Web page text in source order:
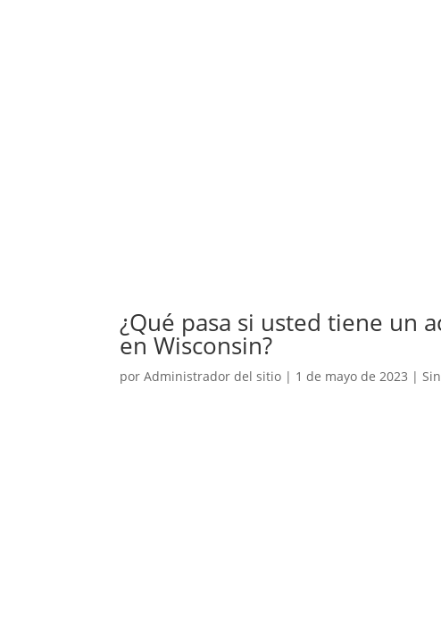
¿Qué pasa si usted tiene un
en Wisconsin?
porAdministrador del sitio | 1 de mayo de 2023 |